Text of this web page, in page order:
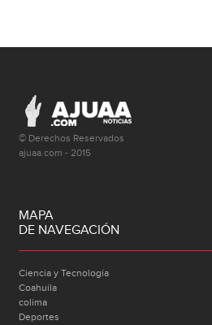
© Derechos Reservados
ajuaa.com - 2015
MAPA
DE NAVEGACIÓN
Ciencia y Tecnología
Coahuila
colima
Deportes